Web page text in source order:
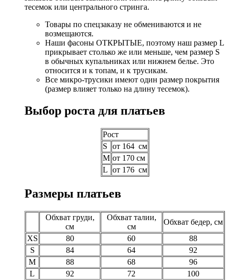
тесемок или центрального стринга.
Товары по спецзаказу не обмениваются и не
возмещаются.
Наши фасоны ОТКРЫТЫЕ, поэтому наш размер L
прикрывает столько же или меньше, чем размер S
в обычных купальниках или нижнем белье. Это
относится и к топам, и к трусикам.
Все микро-трусики имеют один размер покрытия
(размер влияет только на длину тесемок).
Выбор роста для платьев
Рост
S
от 164 см
M от 170 см
L от 176 см
Размеры платьев
Обхват груди,
см
Обхват талии,
см
Обхват бедер, см
XS
80 60
88
S
84 64
92
M
88 68
96
L
92 72
100